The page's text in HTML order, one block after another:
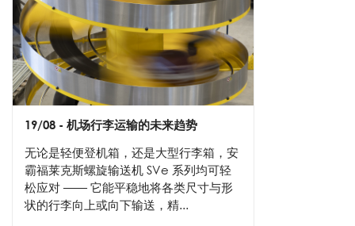
19/08 - 机场行李运输的未来趋势
无论是轻便登机箱，还是大型行李箱，安
霸福莱克斯螺旋输送机 SVe 系列均可轻
松应对 —— 它能平稳地将各类尺寸与形
状的行李向上或向下输送，精...